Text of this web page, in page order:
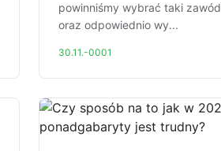
powinniśmy wybrać taki
oraz odpowiednio wy...
30.11.-0001